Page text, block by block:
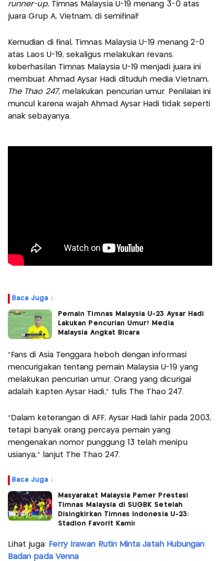
runner-up, Timnas Malaysia U-19 menang 3-0 atas
juara Grup A, Vietnam, di semifinal!
Kemudian di final, Timnas Malaysia U-19 menang 2-0
atas Laos U-19, sekaligus melakukan revans.
keberhasilan Timnas Malaysia U-19 menjadi juara ini
membuat Ahmad Aysar Hadi dituduh media Vietnam,
The Thao 247, melakukan pencurian umur. Penilaian ini
muncul karena wajah Ahmad Aysar Hadi tidak seperti
anak sebayanya.
Baca Juga :
Pemain Timnas Malaysia U-23 Aysar Hadi
Lakukan Pencurian Umur? Media
Malaysia Angkat Bicara
“Fans di Asia Tenggara heboh dengan informasi
mencurigakan tentang pemain Malaysia U-19 yang
melakukan pencurian umur. Orang yang dicurigai
adalah kapten Aysar Hadi,” tulis The Thao 247.
“Dalam keterangan di AFF, Aysar Hadi lahir pada 2003,
tetapi banyak orang percaya pemain yang
mengenakan nomor punggung 13 telah menipu
usianya,” lanjut The Thao 247.
Baca Juga :
Masyarakat Malaysia Pamer Prestasi
Timnas Malaysia di SUGBK Setelah
Disingkirkan Timnas Indonesia U-23:
Stadion Favorit Kami!
Lihat juga: Ferry Irawan Rutin Minta Jatah Hubungan
Badan pada Venna